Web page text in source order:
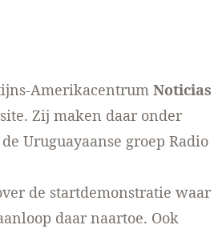
Amerikacentrum Noticias
. Zij maken daar onder
Uruguayaanse groep Radio
de startdemonstratie waar
daar naartoe. Ook